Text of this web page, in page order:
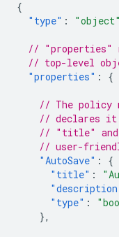
{
"type" : "object"
// "properties"
// top-level
"properties" : {
// The policy
// declares it
// "title" and
// user-
"AutoSave" :
{
"title" :
"type" :
},